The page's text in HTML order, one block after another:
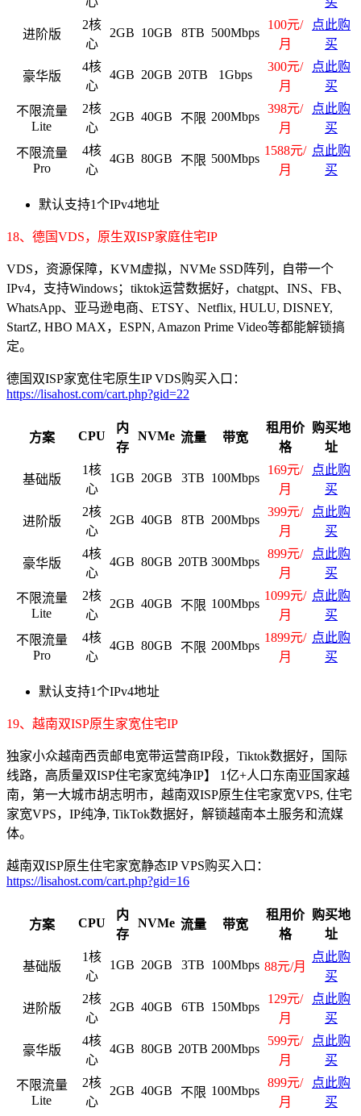
进阶版
2核
心
2GB 10GB 8TB 500Mbps
100元/
月
点此购
买
豪华版
4核
心
4GB 20GB 20TB 1Gbps
300元/
月
点此购
买
不限流量
Lite
2核
心
2GB 40GB 不限 200Mbps
398元/
月
点此购
买
不限流量
Pro
4核
心
4GB 80GB 不限 500Mbps
1588元/
月
点此购
买
默认支持1个IPv4地址
18、德国VDS，原生双ISP家庭住宅IP
VDS，资源保障，KVM虚拟，NVMe SSD阵列，自带一个
IPv4，支持Windows；tiktok运营数据好，chatgpt、INS、FB、
WhatsApp、亚马逊电商、ETSY、Netflix, HULU, DISNEY,
StartZ, HBO MAX，ESPN, Amazon Prime Video等都能解锁搞
定。
德国双ISP家宽住宅原生IP VDS购买入口：
https://lisahost.com/cart.php?gid=22
方案 CPU
内
存
NVMe 流量 带宽
租用价
格
购买地
址
基础版
1核
心
1GB 20GB 3TB 100Mbps
169元/
月
点此购
买
进阶版
2核
心
2GB 40GB 8TB 200Mbps
399元/
月
点此购
买
豪华版
4核
心
4GB 80GB 20TB 300Mbps
899元/
月
点此购
买
不限流量
Lite
2核
心
2GB 40GB 不限 100Mbps
1099元/
月
点此购
买
不限流量
Pro
4核
心
4GB 80GB 不限 200Mbps
1899元/
月
点此购
买
默认支持1个IPv4地址
19、越南双ISP原生家宽住宅IP
独家小众越南西贡邮电宽带运营商IP段，Tiktok数据好，国际
线路，高质量双ISP住宅家宽纯净IP】 1亿+人口东南亚国家越
南，第一大城市胡志明市，越南双ISP原生住宅家宽VPS, 住宅
家宽VPS，IP纯净, TikTok数据好，解锁越南本土服务和流媒
体。
越南双ISP原生住宅家宽静态IP VPS购买入口：
https://lisahost.com/cart.php?gid=16
方案 CPU
内
存
NVMe 流量 带宽
租用价
格
购买地
址
基础版
1核
心
1GB 20GB 3TB 100Mbps 88元/月
点此购
买
进阶版
2核
心
2GB 40GB 6TB 150Mbps
129元/
月
点此购
买
豪华版
4核
心
4GB 80GB 20TB 200Mbps
599元/
月
点此购
买
不限流量
Lite
2核
心
2GB 40GB 不限 100Mbps
899元/
月
点此购
买